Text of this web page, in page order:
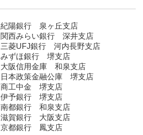
紀陽銀行 泉ヶ丘支店
関西みらい銀行 深井支店
三菱UFJ銀行 河内長野支店
みずほ銀行 堺支店
大阪信用金庫 和泉支店
日本政策金融公庫 堺支店
商工中金 堺支店
伊予銀行 堺支店
南都銀行 和泉支店
滋賀銀行 大阪支店
京都銀行 鳳支店